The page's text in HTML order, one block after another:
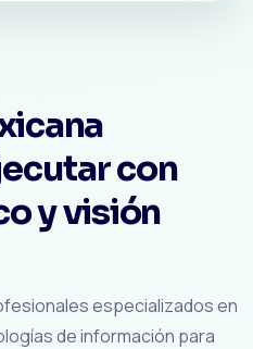
con
y visión
especializados en
de información para